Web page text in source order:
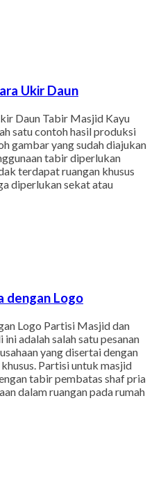
Ukir Daun
Daun Tabir Masjid Kayu
satu contoh hasil produksi
gambar yang sudah diajukan
tabir diperlukan
terdapat ruangan khusus
diperlukan sekat atau
dengan Logo
Logo Partisi Masjid dan
adalah salah satu pesanan
yang disertai dengan
Partisi untuk masjid
tabir pembatas shaf pria
dalam ruangan pada rumah